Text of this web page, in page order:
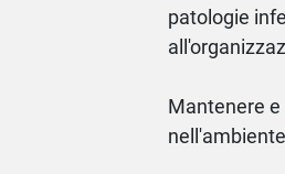
patologie
Mantenere